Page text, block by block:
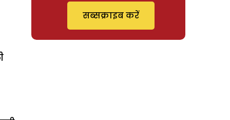
सब्सक्राइब करें